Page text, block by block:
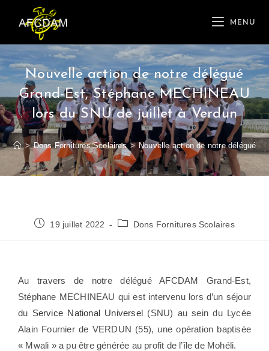
MENU
Nouvelle action de notre délégué
Grand-Est, Stéphane MECHINEAU
lors du SNU de juillet à Verdun
> Dons Fornitures Scolaires > Nouvelle action de notre délégué
19 juillet 2022 Dons Fornitures Scolaires
Au travers de notre délégué AFCDAM Grand-Est,
Stéphane MECHINEAU qui est intervenu lors d’un séjour
du Service National Universel (SNU) au sein du Lycée
Alain Fournier de VERDUN (55), une opération baptisée
« Mwali » a pu être générée au profit de l’île de Mohéli.